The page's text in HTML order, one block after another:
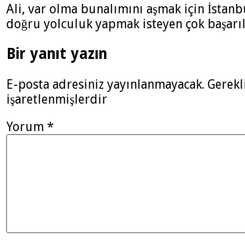
Ali, var olma bunalımını aşmak için
doğru yolculuk yapmak isteyen çok
Bir yanıt yazın
E-posta adresiniz yayınlanmayacak.
işaretlenmişlerdir
Yorum *